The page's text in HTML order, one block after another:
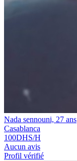
Nada sennouni, 27 ans
Casablanca
100DHS/H
Aucun avis
Profil vérifié